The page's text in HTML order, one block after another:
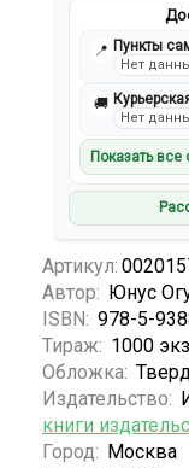
📍 Пункты
Нет
🚚
Нет
Показать
Артикул:
Автор: Юнус
ISBN: 978-5-
Тираж: 1000
Обложка:
Издательство:
книги
Город: Москва